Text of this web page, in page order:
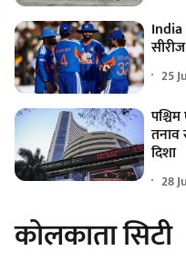
25
तनाव
दिशा
28
कोलकाता सिटी